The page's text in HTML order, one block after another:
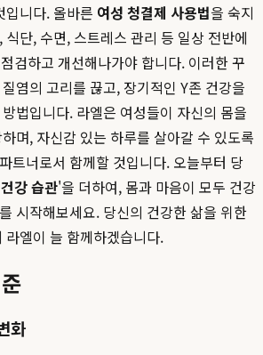
입니다. 올바른 여성 청결제 사용법을 숙지
단, 수면, 스트레스 관리 등 일상 전반에
검하고 개선해나가야 합니다. 이러한 꾸
염의 고리를 끊고, 장기적인 Y존 건강을
법입니다. 라엘은 여성들이 자신의 몸을
며, 자신감 있는 하루를 살아갈 수 있도록
트너로서 함께할 것입니다. 오늘부터 당
강 습관'을 더하여, 몸과 마음이 모두 건강
시작해보세요. 당신의 건강한 삶을 위한
라엘이 늘 함께하겠습니다.
화